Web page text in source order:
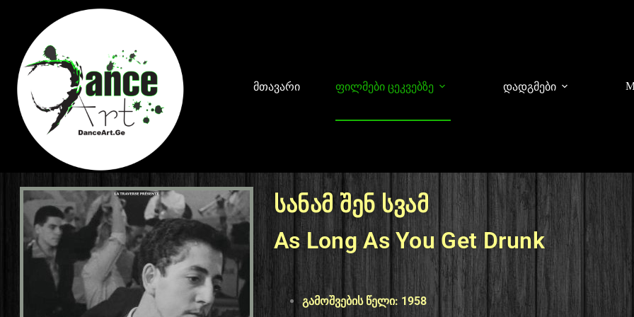
მთავარი ფილმები ცეკვებზე დადგმები
სანამ შენ სვამ
As Long As You Get Drunk
გამოშვების წელი: 1958